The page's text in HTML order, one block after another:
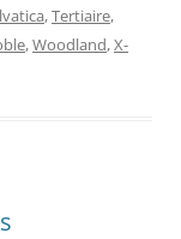
,Tertiaire,
,Woodland,X-